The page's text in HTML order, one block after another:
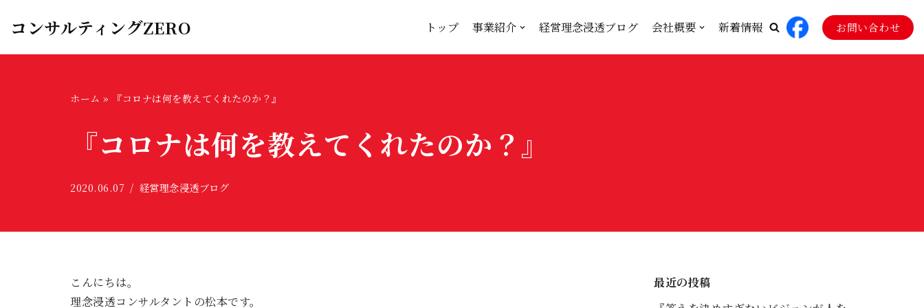
コ
ン
コンサルティングZERO トップ 事業紹介 経営理念浸透ブログ 会社概要 新着情報 お問い合わせ
ホーム » 『コロナは何を教えてくれたのか？』
『コロナは何を教えてくれたのか？』
2020.06.07 経営理念浸透ブログ
こんにちは。
理念浸透コンサルタントの松本です。
最近の投稿